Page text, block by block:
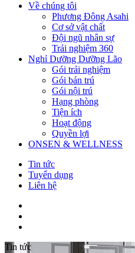
Về chúng tôi
Phương Đông Asahi
Cơ sở vật chất
Đội ngũ nhân sự
Trải nghiệm 360
Nghỉ Dưỡng Dưỡng Lão
Gói trải nghiệm
Gói bán trú
Gói nội trú
Hạng phòng
Tiện ích
Hoạt động
Quyền lợi
ONSEN & WELLNESS
Tin tức
Tuyển dụng
Liên hệ
Tin tức